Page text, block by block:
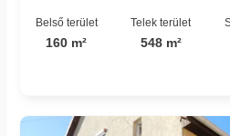
Belső terület
160 m²
Telek terület
548 m²